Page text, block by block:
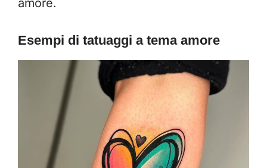
Esempi di tatuaggi a tema amore